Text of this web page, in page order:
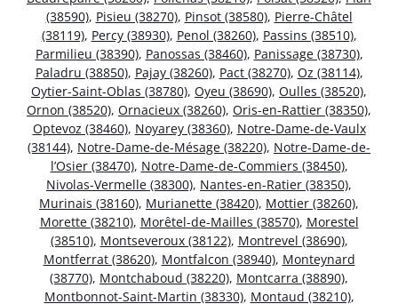
(38590), Pisieu (38270), Pinsot (38580), Pierre-Châtel
(38119), Percy (38930), Penol (38260), Passins (38510),
Parmilieu (38390), Panossas (38460), Panissage (38730),
Paladru (38850), Pajay (38260), Pact (38270), Oz (38114),
Oytier-Saint-Oblas (38780), Oyeu (38690), Oulles (38520),
Ornon (38520), Ornacieux (38260), Oris-en-Rattier (38350),
Optevoz (38460), Noyarey (38360), Notre-Dame-de-Vaulx
(38144), Notre-Dame-de-Mésage (38220), Notre-Dame-de-
l’Osier (38470), Notre-Dame-de-Commiers (38450),
Nivolas-Vermelle (38300), Nantes-en-Ratier (38350),
Murinais (38160), Murianette (38420), Mottier (38260),
Morette (38210), Morêtel-de-Mailles (38570), Morestel
(38510), Montseveroux (38122), Montrevel (38690),
Montferrat (38620), Montfalcon (38940), Monteynard
(38770), Montchaboud (38220), Montcarra (38890),
Montbonnot-Saint-Martin (38330), Montaud (38210),